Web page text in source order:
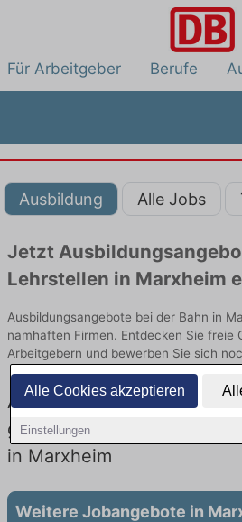
Alle Cookies akzeptieren
Einstellungen
Für Arbeitgeber Berufe
Ausbildung Alle Jobs
Jetzt
Lehrstellen in Marxheim
Ausbildungsangebote bei der Bahn in
namhaften Firmen. Entdecken Sie freie
Arbeitgebern und bewerben Sie sich
Ausbildung in Marxheim
gibt es keine
in Marxheim
Weitere Jobangebote in